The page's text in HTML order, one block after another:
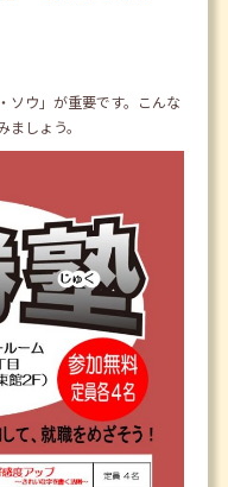
ソウ」が重要です。こんな
しょう。